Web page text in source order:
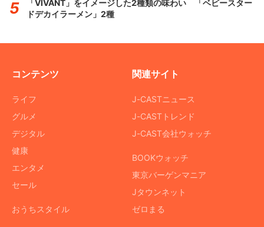
「VIVANT」をイメージした2種類の味わい 「ベビースター
ドデカイラーメン」2種
コンテンツ
ライフ
グルメ
デジタル
健康
エンタメ
セール
おうちスタイル
関連サイト
J-CASTニュース
J-CASTトレンド
J-CAST会社ウォッチ
BOOKウォッチ
東京バーゲンマニア
Jタウンネット
ゼロまる